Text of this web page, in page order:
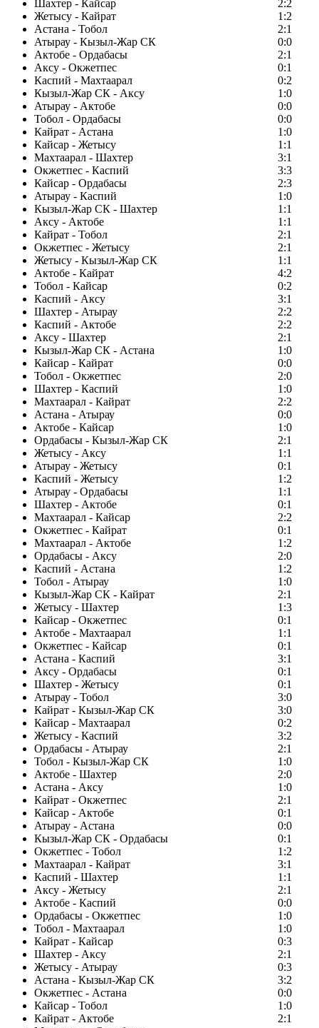
Шахтер - Кайсар
2:2
Жетысу - Кайрат
1:2
Астана - Тобол
2:1
Атырау - Кызыл-Жар СК
0:0
Актобе - Ордабасы
2:1
Аксу - Окжетпес
0:1
Каспий - Махтаарал
0:2
Кызыл-Жар СК - Аксу
1:0
Атырау - Актобе
0:0
Тобол - Ордабасы
0:0
Кайрат - Астана
1:0
Кайсар - Жетысу
1:1
Махтаарал - Шахтер
3:1
Окжетпес - Каспий
3:3
Кайсар - Ордабасы
2:3
Атырау - Каспий
1:0
Кызыл-Жар СК - Шахтер
1:1
Аксу - Актобе
1:1
Кайрат - Тобол
2:1
Окжетпес - Жетысу
2:1
Жетысу - Кызыл-Жар СК
1:1
Актобе - Кайрат
4:2
Тобол - Кайсар
0:2
Каспий - Аксу
3:1
Шахтер - Атырау
2:2
Каспий - Актобе
2:2
Аксу - Шахтер
2:1
Кызыл-Жар СК - Астана
1:0
Кайсар - Кайрат
0:0
Тобол - Окжетпес
2:0
Шахтер - Каспий
1:0
Махтаарал - Кайрат
2:2
Астана - Атырау
0:0
Актобе - Кайсар
1:0
Ордабасы - Кызыл-Жар СК
2:1
Жетысу - Аксу
1:1
Атырау - Жетысу
0:1
Каспий - Жетысу
1:2
Атырау - Ордабасы
1:1
Шахтер - Актобе
0:1
Махтаарал - Кайсар
2:2
Окжетпес - Кайрат
0:1
Махтаарал - Актобе
1:2
Ордабасы - Аксу
2:0
Каспий - Астана
1:2
Тобол - Атырау
1:0
Кызыл-Жар СК - Кайрат
2:1
Жетысу - Шахтер
1:3
Кайсар - Окжетпес
0:1
Актобе - Махтаарал
1:1
Окжетпес - Кайсар
0:1
Астана - Каспий
3:1
Аксу - Ордабасы
0:1
Шахтер - Жетысу
0:1
Атырау - Тобол
3:0
Кайрат - Кызыл-Жар СК
3:0
Кайсар - Махтаарал
0:2
Жетысу - Каспий
3:2
Ордабасы - Атырау
2:1
Тобол - Кызыл-Жар СК
1:0
Актобе - Шахтер
2:0
Астана - Аксу
1:0
Кайрат - Окжетпес
2:1
Кайсар - Актобе
0:1
Атырау - Астана
0:0
Кызыл-Жар СК - Ордабасы
0:1
Окжетпес - Тобол
1:2
Махтаарал - Кайрат
3:1
Каспий - Шахтер
1:1
Аксу - Жетысу
2:1
Актобе - Каспий
0:0
Ордабасы - Окжетпес
1:0
Тобол - Махтаарал
1:0
Кайрат - Кайсар
0:3
Шахтер - Аксу
2:1
Жетысу - Атырау
0:3
Астана - Кызыл-Жар СК
3:2
Окжетпес - Астана
0:0
Кайсар - Тобол
1:0
Кайрат - Актобе
2:1